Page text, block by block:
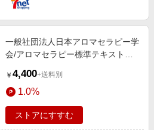
一般社団法人日本アロマセラピー学
会/アロマセラピー標準テキスト基
￥ 4,400+送料別
1.0%
ストアにすすむ